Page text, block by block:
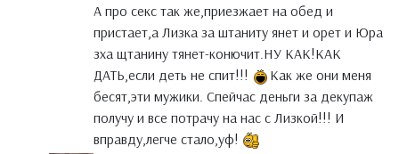
А про секс так же,приезжает на обед и
пристает,а Лизка за штаниту янет и орет и Юра
зха щтанину тянет-конючит.НУ КАК!КАК
ДАТЬ,если деть не спит!!!
Как же они меня
бесят,эти мужики. Спейчас деньги за декупаж
получу и все потрачу на нас с Лизкой!!! И
вправду,легче стало,уф!